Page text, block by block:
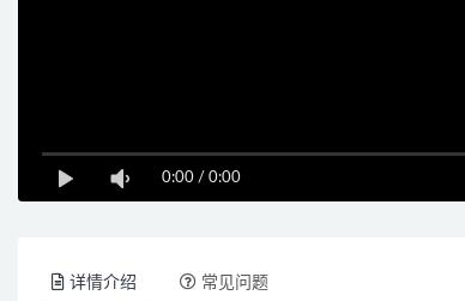
0:00 / 0:00
详情介绍 常见问题